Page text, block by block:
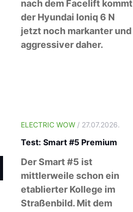
nach dem Facelift kommt
der Hyundai Ioniq 6 N
jetzt noch markanter und
aggressiver daher.
ELECTRIC WOW/ 27.07.2026.
Test: Smart #5 Premium
Der Smart #5 ist
mittlerweile schon ein
etablierter Kollege im
Straßenbild. Mit dem